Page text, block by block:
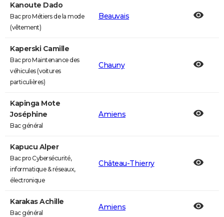
Kanoute Dado
Bac pro Métiers de la mode
(vêtement)
Beauvais
Kaperski Camille
Bac pro Maintenance des
véhicules (voitures
particulières)
Chauny
Kapinga Mote
Joséphine
Bac général
Amiens
Kapucu Alper
Bac pro Cybersécurité,
informatique & réseaux,
électronique
Château-Thierry
Karakas Achille
Bac général
Amiens